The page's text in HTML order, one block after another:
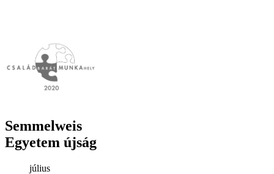
Semmelweis
Egyetem újság
július